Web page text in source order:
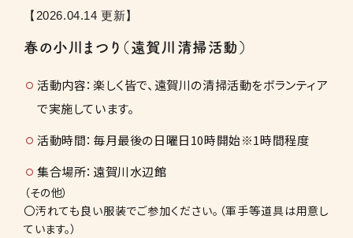
【2026.04.14 更新】
春の小川まつり（遠賀川清掃活動）
活動内容：楽しく皆で、遠賀川の清掃活動をボランティア
で実施しています。
活動時間：毎月最後の日曜日10時開始※1時間程度
集合場所：遠賀川水辺館
（その他）
〇汚れても良い服装でご参加ください。（軍手等道具は用意し
ています。）